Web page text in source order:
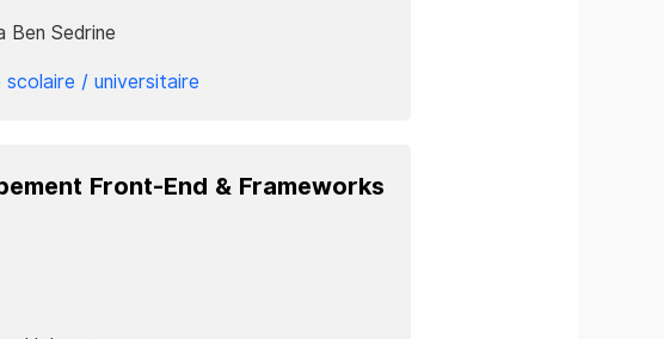
Ben Sedrine
scolaire / universitaire
Front-End & Frameworks